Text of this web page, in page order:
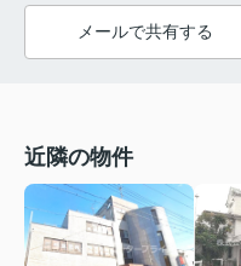
メールで共有する
近隣の物件